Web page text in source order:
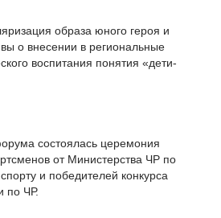
образа юного героя и
о внесении в региональные
воспитания понятия «дети-
состоялась церемония
от Министерства ЧР по
и победителей конкурса
по ЧР.